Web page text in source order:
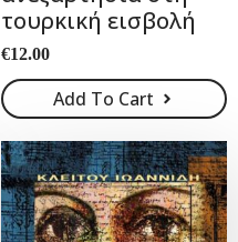
τουρκική εισβολή
€12.00
Add To Cart